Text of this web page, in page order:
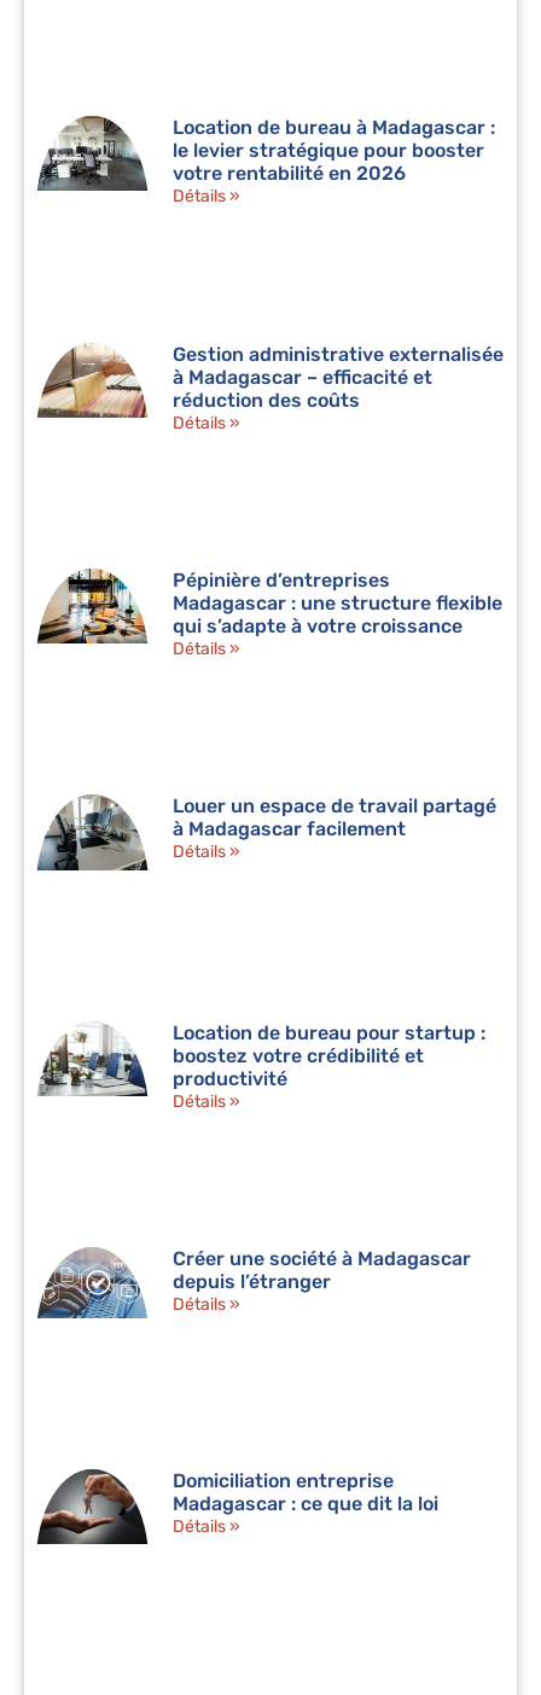
Location de bureau à Madagascar :
le levier stratégique pour booster
votre rentabilité en 2026
Détails »
Gestion administrative externalisée
à Madagascar – efficacité et
réduction des coûts
Détails »
Pépinière d’entreprises
Madagascar : une structure flexible
qui s’adapte à votre croissance
Détails »
Louer un espace de travail partagé
à Madagascar facilement
Détails »
Location de bureau pour startup :
boostez votre crédibilité et
productivité
Détails »
Créer une société à Madagascar
depuis l’étranger
Détails »
Domiciliation entreprise
Madagascar : ce que dit la loi
Détails »